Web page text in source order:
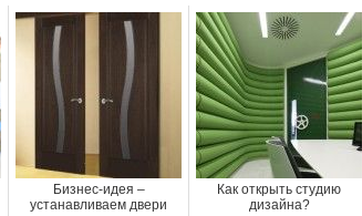
Бизнес-идея –
устанавливаем двери
Как открыть студию
дизайна?